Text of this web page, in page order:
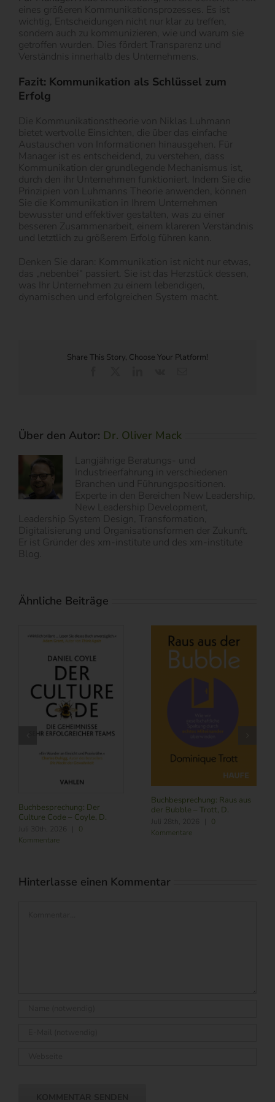
eines größeren Kommunikationsprozesses. Es ist
wichtig, Entscheidungen nicht nur klar zu treffen,
sondern auch zu kommunizieren, wie und warum sie
getroffen wurden. Dies fördert Transparenz und
Verständnis innerhalb des Unternehmens.
Fazit: Kommunikation als Schlüssel zum
Erfolg
Die Kommunikationstheorie von Niklas Luhmann
bietet wertvolle Einsichten, die über das einfache
Austauschen von Informationen hinausgehen. Für
Manager ist es entscheidend, zu verstehen, dass
Kommunikation der grundlegende Mechanismus ist,
durch den ihr Unternehmen funktioniert. Indem Sie die
Prinzipien von Luhmanns Theorie anwenden, können
Sie die Kommunikation in Ihrem Unternehmen
bewusster und effektiver gestalten, was zu einer
besseren Zusammenarbeit, einem klareren Verständnis
und letztlich zu größerem Erfolg führen kann.
Denken Sie daran: Kommunikation ist nicht nur etwas,
das „nebenbei“ passiert. Sie ist das Herzstück dessen,
was Ihr Unternehmen zu einem lebendigen,
dynamischen und erfolgreichen System macht.
Share This Story, Choose Your Platform!
Über den Autor: Dr. Oliver Mack
Langjährige Beratungs- und
Industrieerfahrung in verschiedenen
Branchen und Führungspositionen.
Experte in den Bereichen New Leadership,
New Leadership Development,
Leadership System Design, Transformation,
Digitalisierung und Organisationsformen der Zukunft.
Er ist Gründer des xm-institute und des xm-institute
Blog.
Ähnliche Beiträge
Buchbesprechung: Der
Culture Code – Coyle, D.
Juli 30th, 2026
0
Kommentare
Buchbesprechung: Raus aus
der Bubble – Trott, D.
Juli 28th, 2026
0
Kommentare
Hinterlasse einen Kommentar